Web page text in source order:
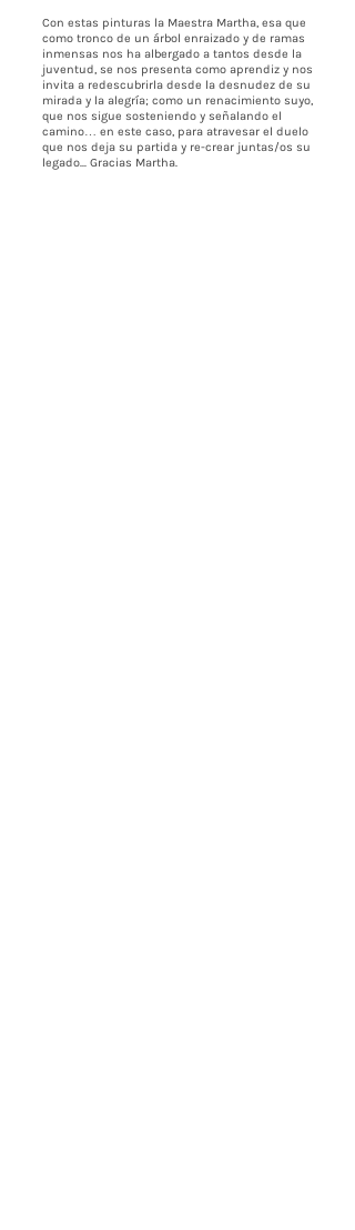
Con estas pinturas la Maestra Martha, esa que
como tronco de un árbol enraizado y de ramas
inmensas nos ha albergado a tantos desde la
juventud, se nos presenta como aprendiz y nos
invita a redescubrirla desde la desnudez de su
mirada y la alegría; como un renacimiento suyo,
que nos sigue sosteniendo y señalando el
camino… en este caso, para atravesar el duelo
que nos deja su partida y re-crear juntas/os su
legado... Gracias Martha.